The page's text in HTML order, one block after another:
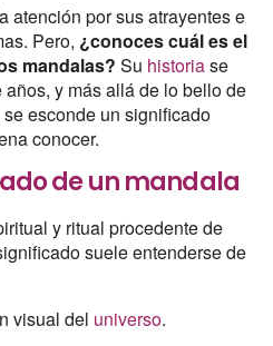
atención por sus atrayentes e
Pero, ¿conoces cuál es el
mandalas? Su historiase
y más allá de lo bello de
esconde un significado
conocer.
de un mandala
y ritual procedente de
suele entenderse de
visual del universo.